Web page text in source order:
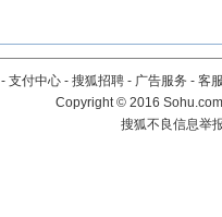
- 支付中心 - 搜狐招聘 - 广告服务 - 客
Copyright©2016
搜狐不良信息举